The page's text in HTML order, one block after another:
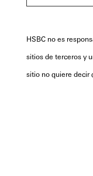
HSBC no es
sitios de terceros y
sitio no quiere decir